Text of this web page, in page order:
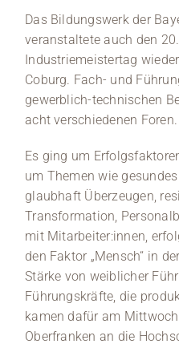
Stellenangebote
News
Veranstaltungen
Das Bildungswerk der
veranstaltete auch den
Industriemeistertag
Coburg. Fach- und
gewerblich-technischen
acht verschiedenen Foren.
Es ging um
um Themen wie
glaubhaft Überzeugen,
Transformation,
mit Mitarbeiter:innen,
den Faktor „Mensch“ in
Stärke von weiblicher
Führungskräfte, die
kamen dafür am
Oberfranken an die